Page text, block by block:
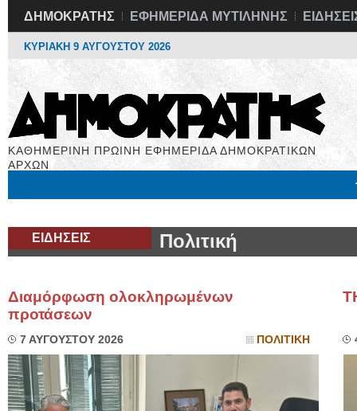
ΔΗΜΟΚΡΑΤΗΣ ΕΦΗΜΕΡΙΔΑ ΜΥΤΙΛΗΝΗΣ
ΚΥΡΙΑΚΗ 9 ΑΥΓΟΥΣΤΟΥ 2026
ΚΑΘΗΜΕΡΙΝΗ ΠΡΩΙΝΗ ΕΦΗΜΕΡΙΔΑ ΔΗΜΟΚΡΑΤΙΚΩΝ
ΑΡΧΩΝ
ΕΙΔΗΣΕΙΣ Πολιτική
Διαμόρφωση ολοκληρωμένων
προτάσεων
7 ΑΥΓΟΥΣΤΟΥ 2026 ΠΟΛΙΤΙΚΗ